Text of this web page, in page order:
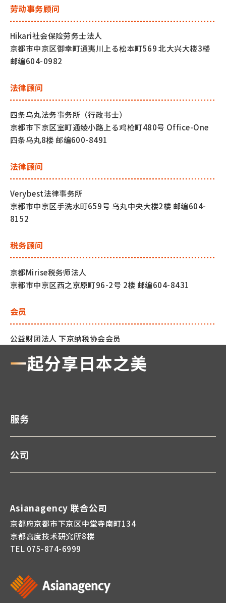
劳动事务顾问
Hikari社会保险劳务士法人
京都市中京区御幸町通夷川上る松本町569 北大兴大楼3楼
邮编604-0982
法律顾问
四条乌丸法务事务所（行政书士）
京都市下京区室町通绫小路上る鸡枪町480号 Office-One
四条乌丸8楼 邮编600-8491
法律顾问
Verybest法律事务所
京都市中京区手洗水町659号 乌丸中央大楼2楼 邮编604-
8152
税务顾问
京都Mirise税务师法人
京都市中京区西之京原町96-2号 2楼 邮编604-8431
会员
公益财团法人 下京纳税协会会员
一起分享日本之美
服务
公司
Asianagency 联合公司
京都府京都市下京区中堂寺南町134
京都高度技术研究所8楼
TEL 075-874-6999